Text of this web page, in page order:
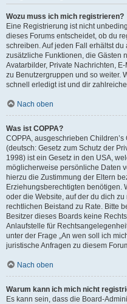
Wozu muss ich mich registrieren?
Eine Registrierung ist nicht
dieses Forums entscheidet, ob du
schreiben. Auf jeden Fall erhältst
zusätzliche Funktionen, die Gästen
Avatarbilder, Private Nachrichten,
zu Benutzergruppen und so weiter.
schnell erledigt ist und dir
Nach oben
Was ist COPPA?
COPPA, ausgeschrieben
(deutsch: Gesetz zum Schutz der
1998) ist ein Gesetz in den USA,
möglicherweise persönliche Daten
hierzu die Zustimmung der Eltern
Erziehungsberechtigten benötigen.
oder die Website, auf der du dich
rechtlichen Beistand zu Rate. Bitte
Besitzer dieses Boards keine
Anlaufstelle für
unter der Frage „An wen soll ich
juristische Anfragen zu diesem
Nach oben
Warum kann ich mich nicht
Es kann sein, dass die Board-